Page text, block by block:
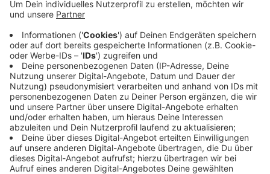
Entlastung bei der Trinkwassergebühr und bei den
Abwassergebühren. Die Stadt sagt, es sei
selbstverständlich, die gesenkten Steuern dort,
wo es möglich ist, an die Menschen
weiterzugeben. Das sei ein - wenn auch kleiner -
Beitrag zur Entlastung der Haushalte und zur
Stärkung der Kaufkraft.
Veröffentlicht:Dienstag, 14.07.2020 16:11
Anzeige